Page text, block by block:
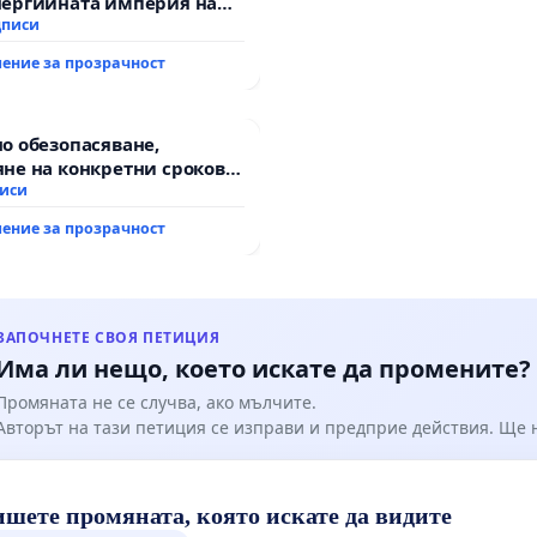
са от първостепенно значение за
за прозрачност
обезопасяване,
на конкретни срокове
на цялостна
път между пътен
за прозрачност
СВОЯ ПЕТИЦИЯ
ли нещо, което искате да промените?
не се случва, ако мълчите.
на тази петиция се изправи и предприе действия. Ще
промяната, която искате да видите